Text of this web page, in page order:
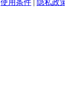
使用条件 | 隐私政